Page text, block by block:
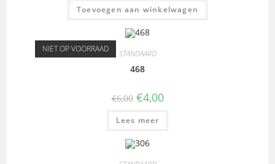
Toevoegen aan winkelwagen
NIET OP VOORRAAD STANDAARD
468
€6,00 €4,00
Lees meer